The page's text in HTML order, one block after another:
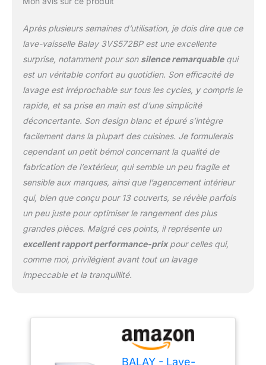
sèche et prête à l'emploi
vaisselle dispose de 3
paniers, dont un pour les
couverts ; celui situé
dans la partie supérieure
dire qu'il permet de le
régler en hauteur pour
que vous puissiez
nettoyer la vaisselle de
plus grande taille Vous
pourrez laver jusqu'à 13
services avec le lave-
vaisselle Balay, qui a des
dimensions de 84,5 x 60
x 60 cm (hauteur x
largeur x profondeur)
Après plusieurs semaines d’utilisation, je dois dire que ce
lave-vaisselle Balay 3VS572BP est une excellente
surprise, notamment pour son silence remarquablequi
est un véritable confort au quotidien. Son efficacité de
lavage est irréprochable sur tous les cycles, y compris le
rapide, et sa prise en main est d’une simplicité
déconcertante. Son design blanc et épuré s’intègre
facilement dans la plupart des cuisines. Je formulerais
cependant un petit bémol concernant la qualité de
fabrication de l’extérieur, qui semble un peu fragile et
sensible aux marques, ainsi que l’agencement intérieur
qui, bien que conçu pour 13 couverts, se révèle parfois
un peu juste pour optimiser le rangement des plus
grandes pièces. Malgré ces points, il représente un
excellent rapport performance-prixpour celles qui,
comme moi, privilégient avant tout un lavage
impeccable et la tranquillité.
BALAY - Lave-